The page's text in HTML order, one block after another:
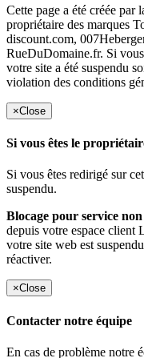
Cette page a été créée
propriétaire des marques
discount.com,
RueDuDomaine.fr. Si vous
votre site a été suspendu
violation des conditions
×Close
Si vous êtes le
Si vous êtes redirigé sur
suspendu.
Blocage pour service
depuis votre espace client
votre site web est
réactiver.
×Close
Contacter notre équipe
En cas de problème notre